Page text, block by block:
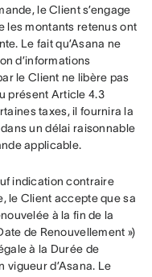
le Client s’engage
les montants retenus ont
Le fait qu’Asana ne
d’informations
le Client ne libère pas
présent Article 4.3
taxes, il fournira la
un délai raisonnable
applicable.
indication contraire
le Client accepte que sa
à la fin de la
de Renouvellement »)
à la Durée de
vigueur d’Asana. Le